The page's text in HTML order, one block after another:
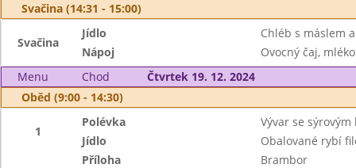
Svačina (14:31 - 15:00)
Svačina
Jídlo
Chléb s máslem
Nápoj
Ovocný čaj, mléko
Menu
Chod
Čtvrtek 19. 12. 2024
Oběd (9:00 - 14:30)
1
Polévka
Vývar se
Jídlo
Obalované rybí
Příloha
Brambor